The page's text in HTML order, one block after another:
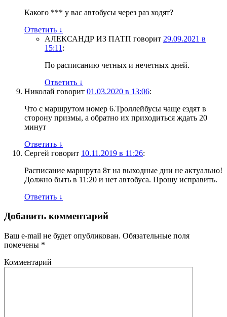
Какого *** у вас автобусы через раз ходят?
Ответить ↓
АЛЕКСАНДР ИЗ ПАТП говорит 29.09.2021 в
15:11 :
По расписанию четных и нечетных дней.
Ответить ↓
Николай говорит 01.03.2020 в 13:06:
Что с маршрутом номер 6.Троллейбусы чаще ездят в
сторону призмы, а обратно их приходиться ждать 20
минут
Ответить ↓
Сергей говорит 10.11.2019 в 11:26:
Расписание маршрута 8т на выходные дни не актуально!
Должно быть в 11:20 и нет автобуса. Прошу исправить.
Ответить ↓
Добавить комментарий
Ваш e-mail не будет опубликован. Обязательные поля
помечены *
Комментарий